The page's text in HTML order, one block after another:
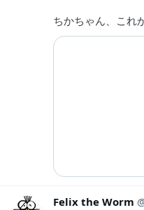
ちかちゃん、これ
Felix the Worm